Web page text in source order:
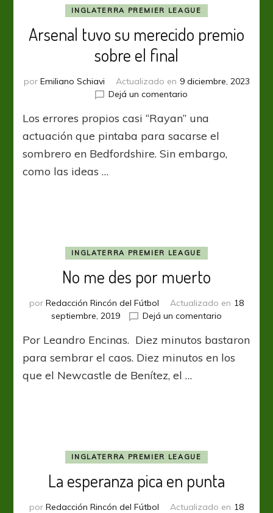
INGLATERRA PREMIER LEAGUE
Arsenal tuvo su merecido premio
sobre el final
por Emiliano Schiavi Actualizado en 9 diciembre, 2023
Dejá un comentarioen
tuvo
su
premio
Los errores propios casi “Rayan” una
actuación que pintaba para sacarse el
sombrero en Bedfordshire. Sin embargo,
como las ideas …
INGLATERRA PREMIER LEAGUE
No me des por muerto
por Redacción Rincón del Fútbol Actualizado en 18
septiembre, 2019
Dejá un comentario
me
des
Por Leandro Encinas. Diez minutos bastaron
para sembrar el caos. Diez minutos en los
que el Newcastle de Benítez, el …
INGLATERRA PREMIER LEAGUE
La esperanza pica en punta
por Redacción Rincón del Fútbol Actualizado en 18